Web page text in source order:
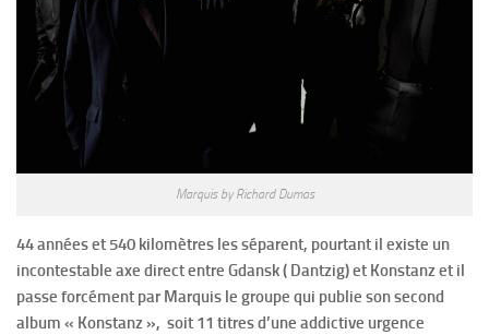
Marquis by Richard Dumas
44 années et 540 kilomètres les séparent, pourtant il existe un
incontestable axe direct entre Gdansk ( Dantzig) et Konstanz et il
passe forcément par Marquis le groupe qui publie son second
album « Konstanz », soit 11 titres d’une addictive urgence